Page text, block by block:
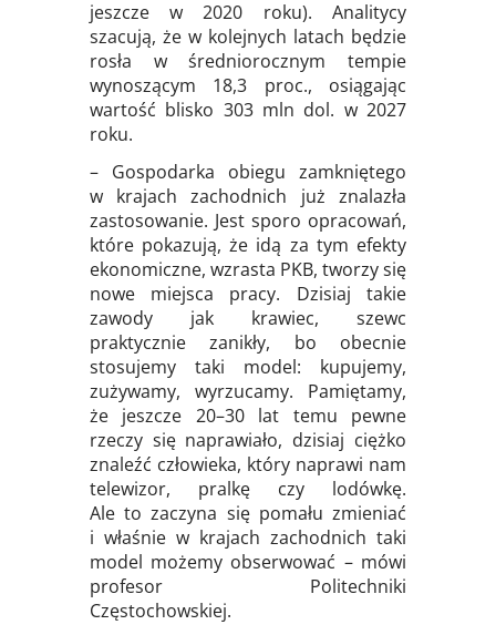
jeszcze w 2020 roku). Analitycy
szacują, że w kolejnych latach będzie
rosła w średniorocznym tempie
wynoszącym 18,3 proc., osiągając
wartość blisko 303 mln dol. w 2027
roku.
– Gospodarka obiegu zamkniętego
w krajach zachodnich już znalazła
zastosowanie. Jest sporo opracowań,
które pokazują, że idą za tym efekty
ekonomiczne, wzrasta PKB, tworzy się
nowe miejsca pracy. Dzisiaj takie
zawody jak krawiec, szewc
praktycznie zanikły, bo obecnie
stosujemy taki model: kupujemy,
zużywamy, wyrzucamy. Pamiętamy,
że jeszcze 20–30 lat temu pewne
rzeczy się naprawiało, dzisiaj ciężko
znaleźć człowieka, który naprawi nam
telewizor, pralkę czy lodówkę.
Ale to zaczyna się pomału zmieniać
i właśnie w krajach zachodnich taki
model możemy obserwować – mówi
profesor Politechniki
Częstochowskiej.